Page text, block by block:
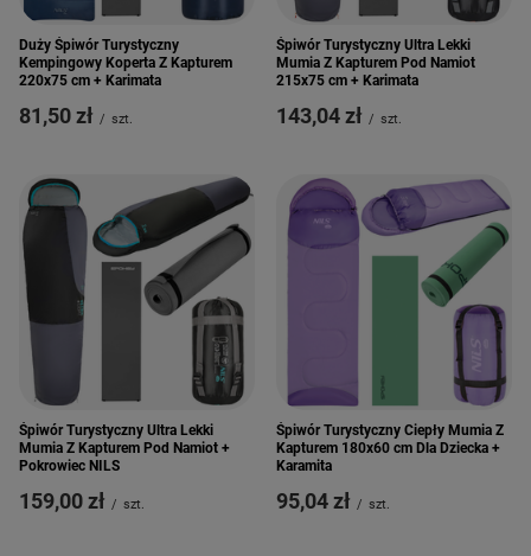
Duży Śpiwór Turystyczny
Kempingowy Koperta Z Kapturem
220x75 cm + Karimata
81,50 zł / szt.
Śpiwór Turystyczny Ultra Lekki
Mumia Z Kapturem Pod Namiot
215x75 cm + Karimata
143,04 zł / szt.
Śpiwór Turystyczny Ultra Lekki
Mumia Z Kapturem Pod Namiot +
Pokrowiec NILS
159,00 zł / szt.
Śpiwór Turystyczny Ciepły Mumia Z
Kapturem 180x60 cm Dla Dziecka +
Karamita
95,04 zł / szt.